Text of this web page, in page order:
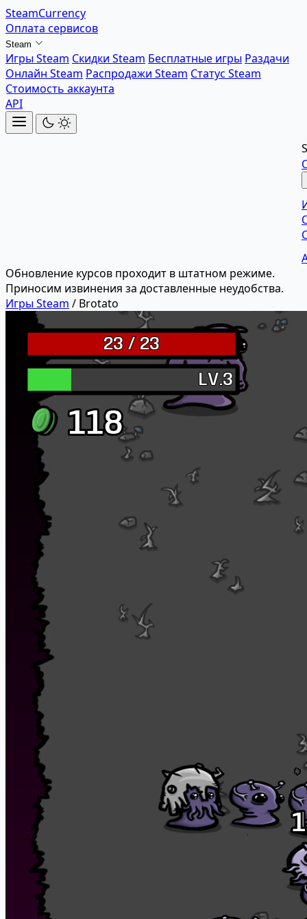
SteamCurrency
Оплата сервисов
Steam
Игры Steam Скидки Steam Бесплатные игры Раздачи
Онлайн Steam Распродажи Steam Статус Steam
Стоимость аккаунта
API
Обновление курсов проходит в штатном режиме.
Приносим извинения за доставленные неудобства.
Игры Steam / Brotato